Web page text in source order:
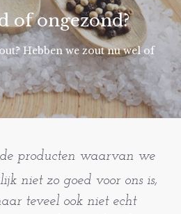
of ongezond?
Hebben we zout nu wel of
producten waarvan we
niet zo goed voor ons is,
teveel ook niet echt